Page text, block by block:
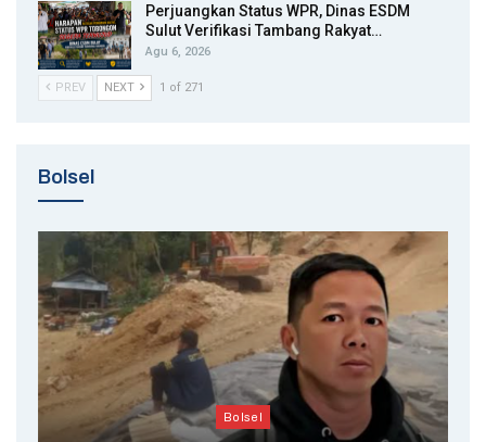
Perjuangkan Status WPR, Dinas ESDM
Sulut Verifikasi Tambang Rakyat…
Agu 6, 2026
PREV NEXT 1 of 271
Bolsel
Bolsel